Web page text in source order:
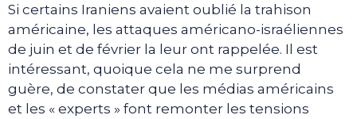
Si certains Iraniens avaient oublié la trahison
américaine, les attaques américano-israéliennes
de juin et de février la leur ont rappelée. Il est
intéressant, quoique cela ne me surprend
guère, de constater que les médias américains
et les « experts » font remonter les tensions